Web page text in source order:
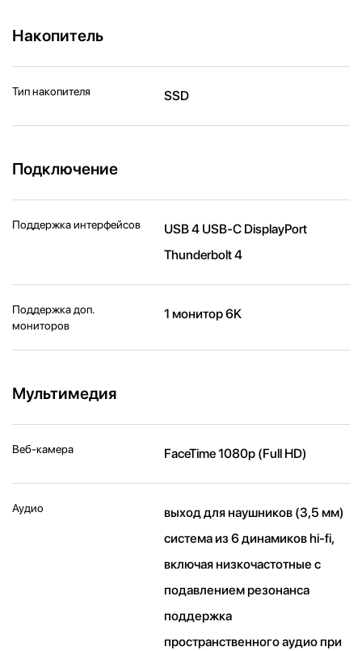
Накопитель
Тип накопителя SSD
Подключение
Поддержка интерфейсов
USB 4 USB-C DisplayPort
Thunderbolt 4
Поддержка доп.
мониторов
1 монитор 6K
Мультимедия
Веб-камера FaceTime 1080p (Full HD)
Аудио
выход для наушников (3,5 мм)
система из 6 динамиков hi-fi,
включая низкочастотные с
подавлением резонанса
поддержка
пространственного аудио при